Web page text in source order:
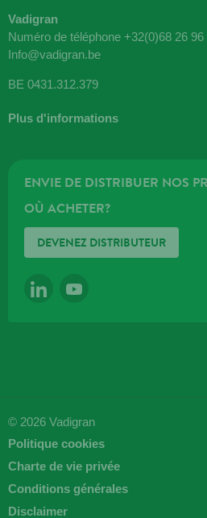
Vadigran
Numéro de téléphone +32(0)68 26 96
Info@vadigran.be
BE 0431.312.379
Plus d'informations
ENVIE DE DISTRIBUER NOS
OÙ ACHETER?
DEVENEZ DISTRIBUTEUR
LINKEDINYOUTUBE
© 2026 Vadigran
Politique cookies
Charte de vie privée
Conditions générales
Disclaimer